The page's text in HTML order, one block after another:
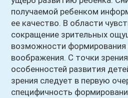
получаемой ребенком
ее качество. В области
сокращение зрительных
возможности формирования
воображения. С точки
особенностей развития
зрения следует в первую
специфичность